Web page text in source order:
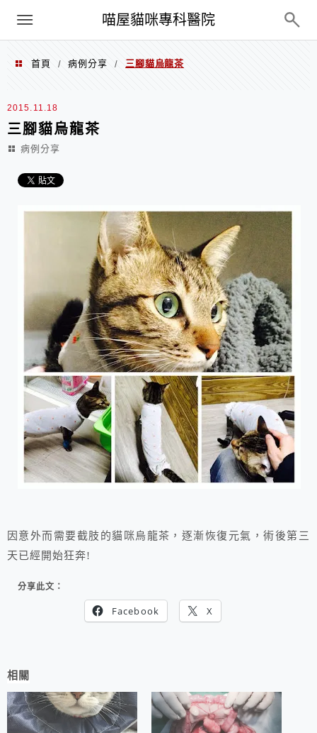
喵屋貓咪專科醫院
Menu
首頁 / 病例分享 / 三腳貓烏龍茶
2015.11.18
三腳貓烏龍茶
病例分享
因意外而需要截肢的貓咪烏龍茶，逐漸恢復元氣，術後第三
天已經開始狂奔!
分享此文：
Facebook X
相關